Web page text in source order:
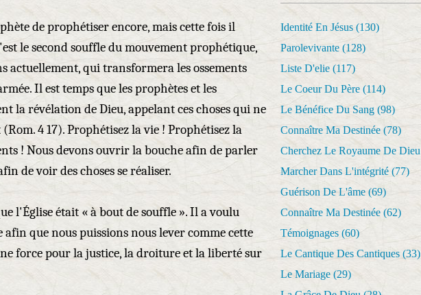
de prophétiser encore, mais cette fois il
le second souffle du mouvement prophétique,
actuellement, qui transformera les ossements
Il est temps que les prophètes et les
la révélation de Dieu, appelant ces choses qui ne
4 17). Prophétisez la vie ! Prophétisez la
! Nous devons ouvrir la bouche afin de parler
de voir des choses se réaliser.
l'Église était « à bout de souffle ». Il a voulu
que nous puissions nous lever comme cette
force pour la justice, la droiture et la liberté sur
Identité En Jésus (130)
Parolevivante (128)
Liste D'elie (117)
Le Coeur Du Père (114)
Le Bénéfice Du Sang (98)
Connaître Ma Destinée (78)
Cherchez Le Royaume De Dieu
Marcher Dans L'intégrité (77)
Guérison De L'âme (69)
Connaître Ma Destinée (62)
Témoignages (60)
Le Cantique Des Cantiques (33)
Le Mariage (29)